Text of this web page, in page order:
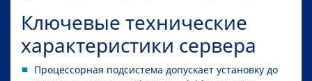
Ключевые технические
характеристики сервера
Процессорная подсистема допускает установку до